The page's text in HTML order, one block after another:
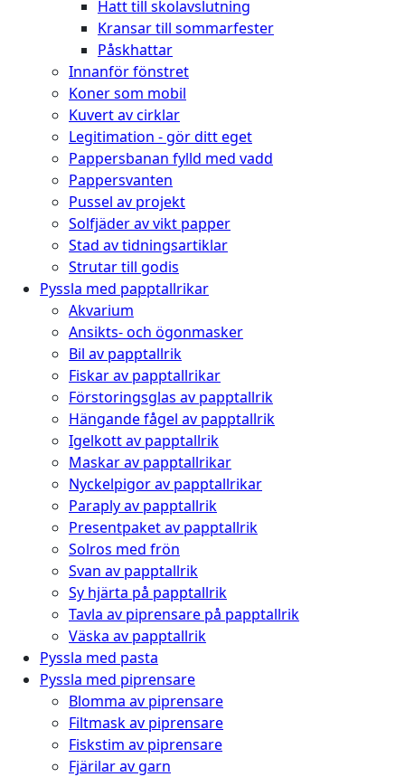
Hatt till skolavslutning
Kransar till sommarfester
Påskhattar
Innanför fönstret
Koner som mobil
Kuvert av cirklar
Legitimation - gör ditt eget
Pappersbanan fylld med vadd
Pappersvanten
Pussel av projekt
Solfjäder av vikt papper
Stad av tidningsartiklar
Strutar till godis
Pyssla med papptallrikar
Akvarium
Ansikts- och ögonmasker
Bil av papptallrik
Fiskar av papptallrikar
Förstoringsglas av papptallrik
Hängande fågel av papptallrik
Igelkott av papptallrik
Maskar av papptallrikar
Nyckelpigor av papptallrikar
Paraply av papptallrik
Presentpaket av papptallrik
Solros med frön
Svan av papptallrik
Sy hjärta på papptallrik
Tavla av piprensare på papptallrik
Väska av papptallrik
Pyssla med pasta
Pyssla med piprensare
Blomma av piprensare
Filtmask av piprensare
Fiskstim av piprensare
Fjärilar av garn